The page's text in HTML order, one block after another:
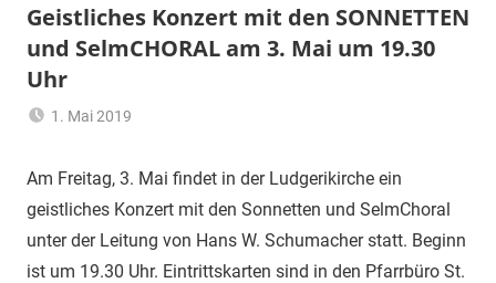
Geistliches Konzert mit den SONNETTEN
und SelmCHORAL am 3. Mai um 19.30
Uhr
1. Mai 2019
Temme
Am Freitag, 3. Mai findet in der Ludgerikirche ein
geistliches Konzert mit den Sonnetten und SelmChoral
unter der Leitung von Hans W. Schumacher statt. Beginn
ist um 19.30 Uhr. Eintrittskarten sind in den Pfarrbüro St.